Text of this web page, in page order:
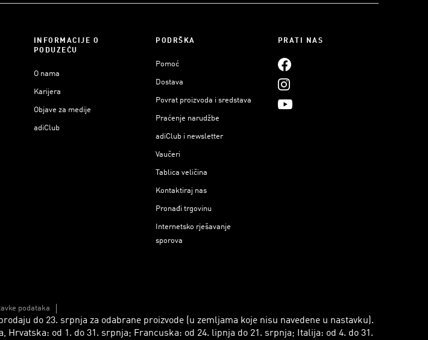
INFORMACIJE O
PODUZEĆU
O nama
Karijera
Objave za medije
adiClub
PODRŠKA
Pomoć
Dostava
Povrat proizvoda i sredstava
Praćenje narudžbe
adiClub i newsletter
Vaučeri
Tablica veličina
Kontaktiraj nas
Pronađi trgovinu
Internetsko rješavanje
sporova
PRATI NAS
podataka
do 23. srpnja za odabrane proizvode (u zemljama koje nisu navedene u nastavku).
od 1. do 31. srpnja; Francuska: od 24. lipnja do 21. srpnja; Italija: od 4. do 31.